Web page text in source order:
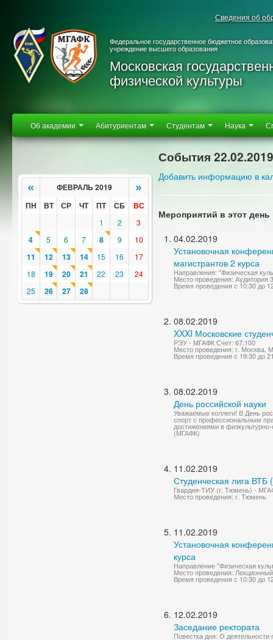
Сведения об
Федеральное государственное бюджетное
учреждение высшего образования
Московская
физической культуры
Об академии Абитуриентам Студентам Наука
« ФЕВРАЛЬ 2019 »
ПН ВТ СР ЧТ ПТ СБ ВС
1 2 3
4 5 6 7 8 9 10
11 12 13 14 15 16
17
18
19 20 21 22 23
24
25
26 27 28
События 22.02.2019
Добавить информацию в
Мероприятий в этот день
04.02.2019
Установочная
магистрантов 2 курса
Направления: "Физическая
Место проведения: Аудитория
Время проведения с 10:30 до
08.02.2019
XXXI Московские
РЭУ - МГАФК Счет: 67:100
Место проведения: г. Москва,
Время проведения с 19:30 до
08.02.2019
День российской науки
Уважаемые коллеги! В День
спорт с профессиональным
достижениями в
(МГАФК)
11.02.2019
Студенческая лига ВТБ
Гвардия-ТИУ (г. Тюмень) -
Место проведения: г. Тюмень
11.02.2019
Установочная
курса
Направление "Физическая
Место проведения:
Время проведения с 10:30 до
12.02.2019
Заседание ректората
Повестка дня: О деятельности